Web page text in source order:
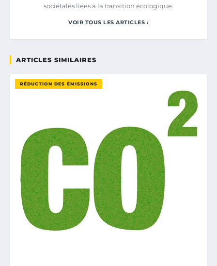
sociétales liées à la transition écologique.
VOIR TOUS LES ARTICLES ›
ARTICLES SIMILAIRES
RÉDUCTION DES ÉMISSIONS